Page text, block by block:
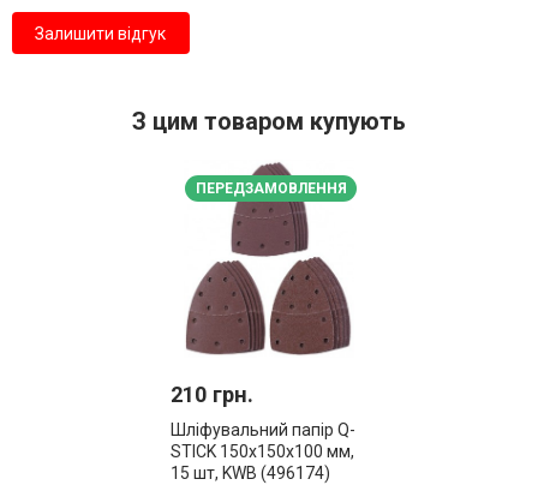
Залишити відгук
З цим товаром купують
ПЕРЕДЗАМОВЛЕННЯ
210 грн.
Шліфувальний папір Q-
STICK 150x150x100 мм,
15 шт, KWB (496174)